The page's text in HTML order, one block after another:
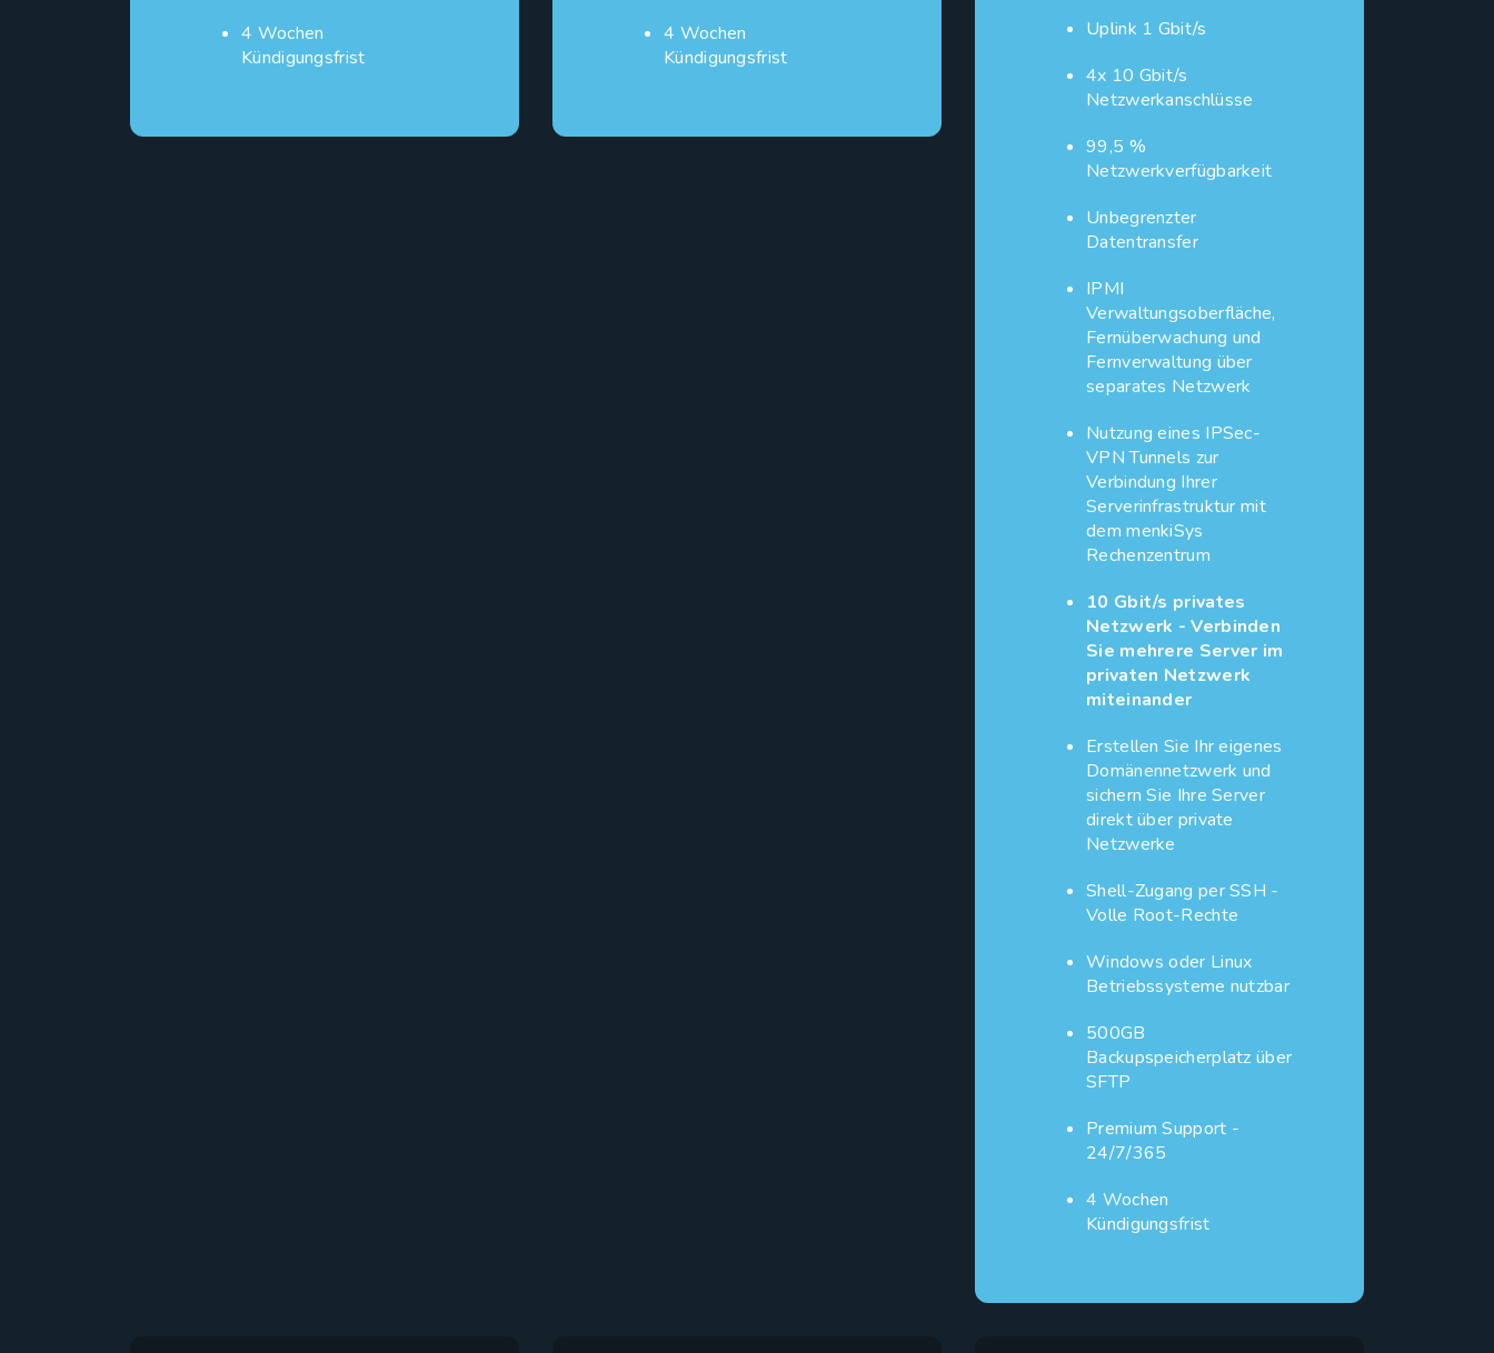
4 Wochen
Kündigungsfrist
4 Wochen
Kündigungsfrist
Uplink 1 Gbit/s
4x 10 Gbit/s
Netzwerkanschlüsse
99,5 %
Netzwerkverfügbarkeit
Unbegrenzter
Datentransfer
IPMI
Verwaltungsoberfläche,
Fernüberwachung und
Fernverwaltung über
separates Netzwerk
Nutzung eines IPSec-
VPN Tunnels zur
Verbindung Ihrer
Serverinfrastruktur mit
dem menkiSys
Rechenzentrum
10 Gbit/s privates
Netzwerk - Verbinden
Sie mehrere Server im
privaten Netzwerk
miteinander
Erstellen Sie Ihr eigenes
Domänennetzwerk und
sichern Sie Ihre Server
direkt über private
Netzwerke
Shell-Zugang per SSH -
Volle Root-Rechte
Windows oder Linux
Betriebssysteme nutzbar
500GB
Backupspeicherplatz über
SFTP
Premium Support -
24/7/365
4 Wochen
Kündigungsfrist